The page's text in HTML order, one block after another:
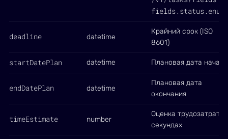
fields.status.enum
deadline datetime
Крайний срок (ISO
8601)
startDatePlan datetime Плановая дата начала
endDatePlan datetime
Плановая дата
окончания
timeEstimate number
Оценка трудозатрат в
секундах